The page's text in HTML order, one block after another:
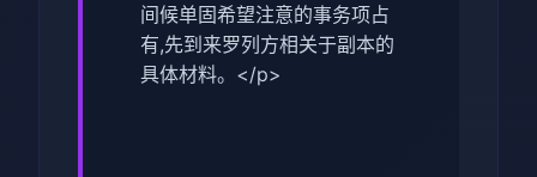
间候单固希望注意的事务项占
有,先到来罗列方相关于副本的
具体材料。</p>